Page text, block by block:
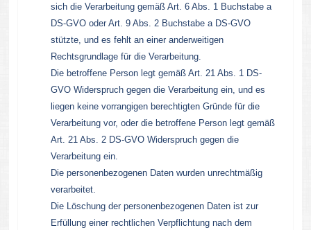
sich die Verarbeitung gemäß Art. 6 Abs. 1 Buchstabe a
DS-GVO oder Art. 9 Abs. 2 Buchstabe a DS-GVO
stützte, und es fehlt an einer anderweitigen
Rechtsgrundlage für die Verarbeitung.
Die betroffene Person legt gemäß Art. 21 Abs. 1 DS-
GVO Widerspruch gegen die Verarbeitung ein, und es
liegen keine vorrangigen berechtigten Gründe für die
Verarbeitung vor, oder die betroffene Person legt gemäß
Art. 21 Abs. 2 DS-GVO Widerspruch gegen die
Verarbeitung ein.
Die personenbezogenen Daten wurden unrechtmäßig
verarbeitet.
Die Löschung der personenbezogenen Daten ist zur
Erfüllung einer rechtlichen Verpflichtung nach dem